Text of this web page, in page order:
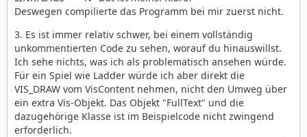
Deswegen compilierte das Programm bei mir zuerst nicht.
3. Es ist immer relativ schwer, bei einem vollständig
unkommentierten Code zu sehen, worauf du hinauswillst.
Ich sehe nichts, was ich als problematisch ansehen würde.
Für ein Spiel wie Ladder würde ich aber direkt die
VIS_DRAW vom VisContent nehmen, nicht den Umweg über
ein extra Vis-Objekt. Das Objekt "FullText" und die
dazugehörige Klasse ist im Beispielcode nicht zwingend
erforderlich.